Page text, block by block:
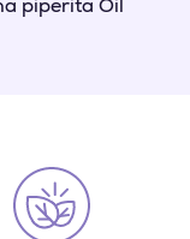
piperita Oil